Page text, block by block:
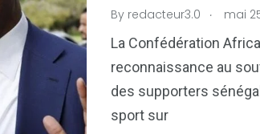
By redacteur3.0 . mai
La Confédération
reconnaissance au
des supporters
sport sur